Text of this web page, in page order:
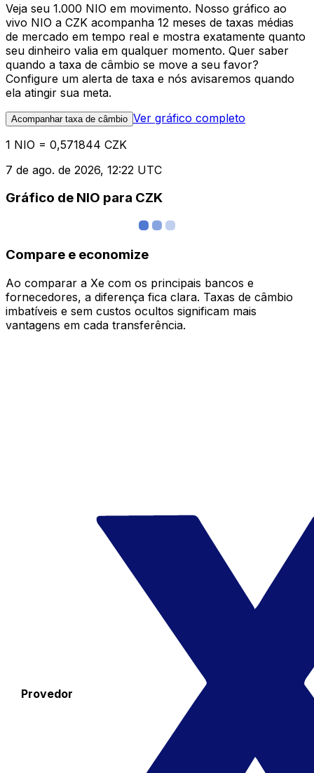
Veja seu 1.000 NIO em movimento. Nosso gráfico ao
vivo NIO a CZK acompanha 12 meses de taxas médias
de mercado em tempo real e mostra exatamente quanto
seu dinheiro valia em qualquer momento. Quer saber
quando a taxa de câmbio se move a seu favor?
Configure um alerta de taxa e nós avisaremos quando
ela atingir sua meta.
Acompanhar taxa de câmbio Ver gráfico completo
1 NIO = 0,571844 CZK
7 de ago. de 2026, 12:22 UTC
Gráfico de NIO para CZK
Compare e economize
Ao comparar a Xe com os principais bancos e
fornecedores, a diferença fica clara. Taxas de câmbio
imbatíveis e sem custos ocultos significam mais
vantagens em cada transferência.
Provedor